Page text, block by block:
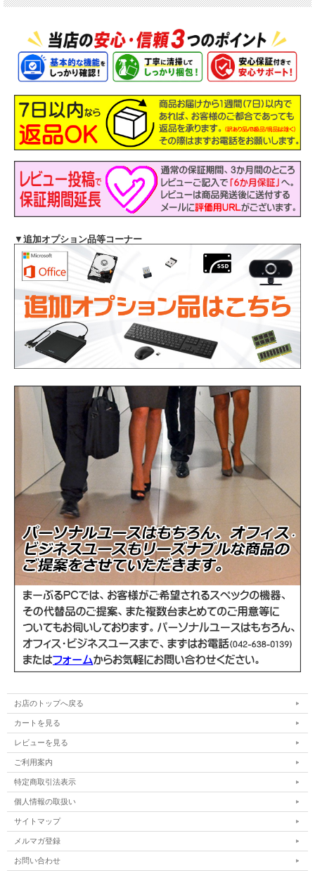
主なスペック
機種 NEC Mate タイプMB MKM30
液晶 付属しません ※オプションあり
OS Windows11-Pro 64Bit
CPU
Intel Core i5-8500 プロセッサー 周波数
メモリ 8GB（8192MB）
ストレージ SSD128GB
光学ドライブ 非搭載
通信機能 有線LAN
インタフェース
[前面]USB3.1、USB3.0 Type-C [背
面]USB2.0、RJ45、VGA、DisplayPort
商品の状態 中古品（動作確認済み）
Officeソフト
WPS Office インストール済み(Microsoft
Officeと高い互換性)
付属品 電源ケーブル、Officeライセンスカード
▼ 追加オプション品等コーナー
お店のトップへ戻る
カートを見る
レビューを見る
ご利用案内
特定商取引法表示
個人情報の取扱い
サイトマップ
メルマガ登録
お問い合わせ